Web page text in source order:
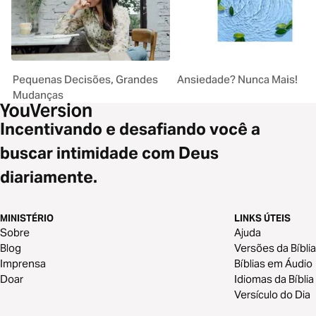
Pequenas Decisões, Grandes
Mudanças
Ansiedade? Nunca Mais!
Incentivando e desafiando você a
buscar intimidade com Deus
diariamente.
MINISTÉRIO
Sobre
Blog
Imprensa
Doar
LINKS ÚTEIS
Ajuda
Versões da Bíblia
Bíblias em Áudio
Idiomas da Bíblia
Versículo do Dia